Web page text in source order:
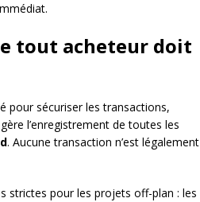
tout acheteur doit
pour sécuriser les transactions,
gère l’enregistrement de toutes les
. Aucune transaction n’est légalement
strictes pour les projets off-plan : les